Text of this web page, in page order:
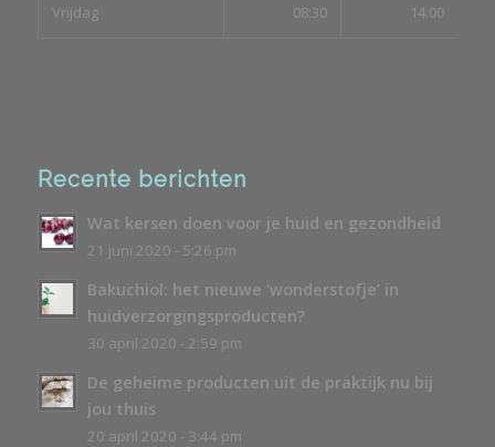
Vrijdag 08:30 14:00
Recente berichten
Wat kersen doen voor je huid en gezondheid
21 juni 2020 - 5:26 pm
Bakuchiol: het nieuwe ‘wonderstofje’ in
huidverzorgingsproducten?
30 april 2020 - 2:59 pm
De geheime producten uit de praktijk nu bij
jou thuis
20 april 2020 - 3:44 pm